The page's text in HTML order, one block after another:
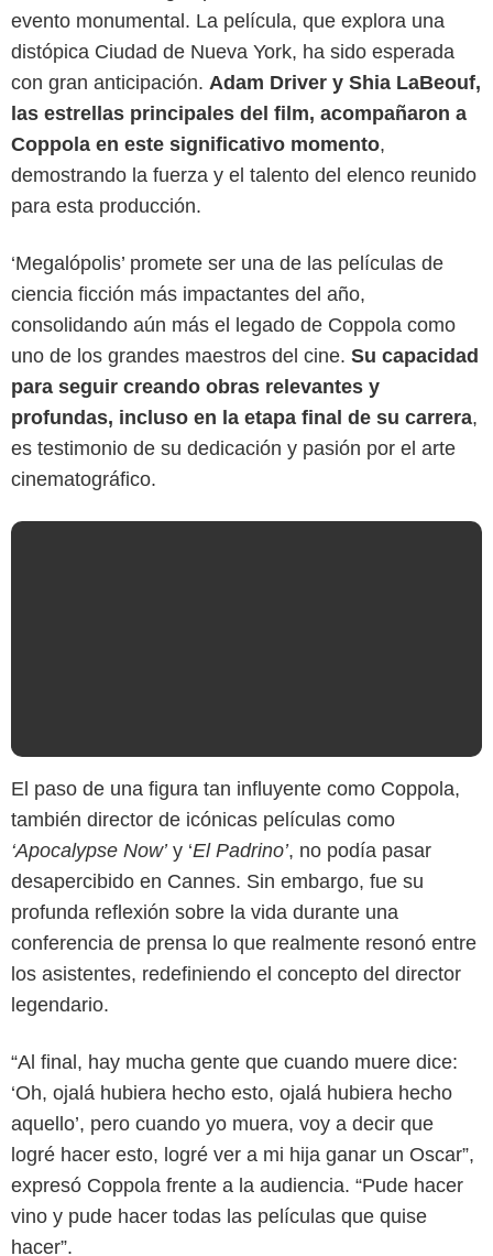
evento monumental. La película, que explora una
distópica Ciudad de Nueva York, ha sido esperada
con gran anticipación. Adam Driver y Shia LaBeouf,
las estrellas principales del film, acompañaron a
Coppola en este significativo momento,
demostrando la fuerza y el talento del elenco reunido
para esta producción.
‘Megalópolis’ promete ser una de las películas de
ciencia ficción más impactantes del año,
consolidando aún más el legado de Coppola como
uno de los grandes maestros del cine. Su capacidad
para seguir creando obras relevantes y
profundas, incluso en la etapa final de su carrera,
es testimonio de su dedicación y pasión por el arte
cinematográfico.
Getty
El paso de una figura tan influyente como Coppola,
también director de icónicas películas como
‘Apocalypse Now’y ‘El Padrino’, no podía pasar
desapercibido en Cannes. Sin embargo, fue su
profunda reflexión sobre la vida durante una
conferencia de prensa lo que realmente resonó entre
los asistentes, redefiniendo el concepto del director
legendario.
“Al final, hay mucha gente que cuando muere dice:
‘Oh, ojalá hubiera hecho esto, ojalá hubiera hecho
aquello’, pero cuando yo muera, voy a decir que
logré hacer esto, logré ver a mi hija ganar un Oscar”,
expresó Coppola frente a la audiencia. “Pude hacer
vino y pude hacer todas las películas que quise
hacer”.
Getty